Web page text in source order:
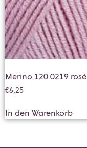
Merino 120 0219 rosé
€6,25
In den Warenkorb